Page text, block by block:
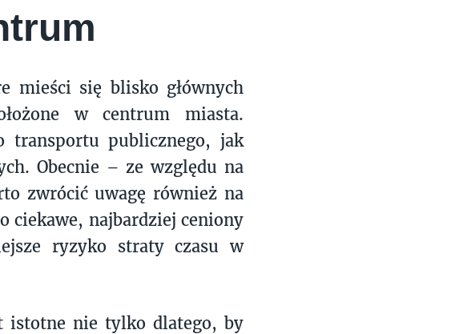
mieści się blisko głównych
w centrum miasta.
transportu publicznego, jak
Obecnie – ze względu na
zwrócić uwagę również na
ciekawe, najbardziej ceniony
ryzyko straty czasu w
istotne nie tylko dlatego, by